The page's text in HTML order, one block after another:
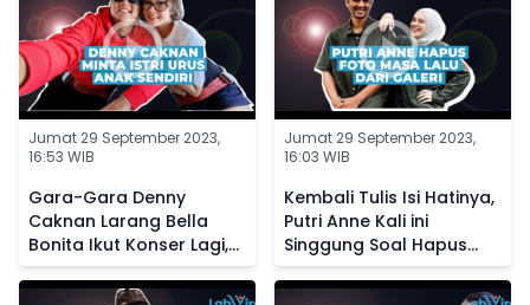
Jumat 29 September 2023,
16:53 WIB
Gara-Gara Denny
Caknan Larang Bella
Bonita Ikut Konser Lagi,
Kini Sang Istri Posting
Status Galau
Jumat 29 September 2023,
16:03 WIB
Kembali Tulis Isi Hatinya,
Putri Anne Kali ini
Singgung Soal Hapus
Foto Masa Lalu dari
Galeri